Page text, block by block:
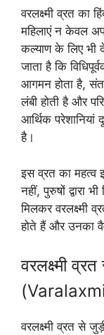
वरलक्ष्मी व्रत का
महिलाएं न केवल
कल्याण के लिए भी
जाता है कि
आगमन होता है,
लंबी होती है और
आर्थिक परेशानियां
है।
इस व्रत का महत्व
नहीं, पुरुषों द्वारा
मिलकर वरलक्ष्मी
होते हैं और उनका
वरलक्ष्मी
वरलक्ष्मी व्रत से